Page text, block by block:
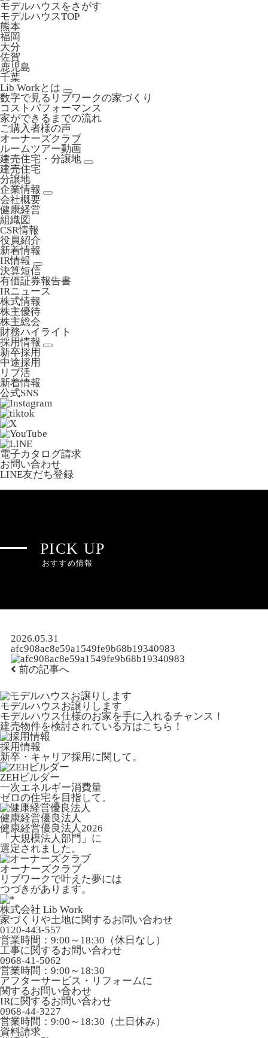
モデルハウスをさがす
モデルハウスTOP
熊本
福岡
大分
佐賀
鹿児島
千葉
Lib Workとは
数字で見るリブワークの家づくり
コストパフォーマンス
家ができるまでの流れ
ご購入者様の声
オーナーズクラブ
ルームツアー動画
建売住宅・分譲地
建売住宅
分譲地
企業情報
会社概要
健康経営
組織図
CSR情報
役員紹介
新着情報
IR情報
決算短信
有価証券報告書
IRニュース
株式情報
株主優待
株主総会
財務ハイライト
採用情報
新卒採用
中途採用
リブ活
新着情報
公式SNS
電子カタログ請求
お問い合わせ
LINE友だち登録
PICK UP
おすすめ情報
2026.05.31
afc908ac8e59a1549fe9b68b19340983
前の記事へ
モデルハウスお譲りします
モデルハウス仕様のお家を手に入れるチャンス！
建売物件を検討されている方はこちら！
採用情報
新卒・キャリア採用に関して。
ZEHビルダー
一次エネルギー消費量
ゼロの住宅を目指して。
健康経営優良法人
健康経営優良法人2026
「大規模法人部門」に
選定されました。
オーナーズクラブ
リブワークで叶えた夢には
つづきがあります。
株式会社 Lib Work
家づくりや土地に関するお問い合わせ
0120-443-557
営業時間：9:00～18:30（休日なし）
工事に関するお問い合わせ
0968-41-5062
営業時間：9:00～18:30
アフターサービス・リフォームに
関するお問い合わせ
IRに関するお問い合わせ
0968-44-3227
営業時間：9:00～18:30（土日休み）
資料請求